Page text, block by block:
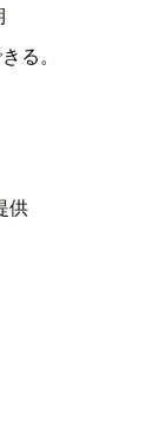
る。
供